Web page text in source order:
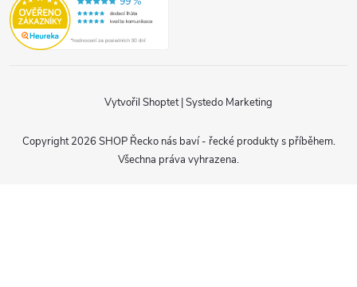
Vytvořil Shoptet|Systedo Marketing
Copyright 2026 SHOP Řecko nás baví - řecké produkty s příběhem.
Všechna práva vyhrazena.